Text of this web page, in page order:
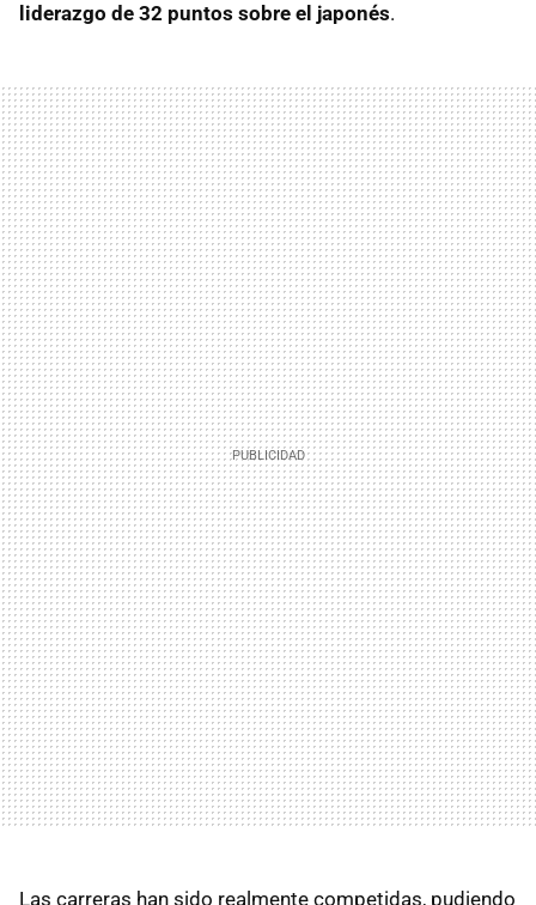
liderazgo de 32 puntos sobre el japonés.
Las carreras han sido realmente competidas, pudiendo